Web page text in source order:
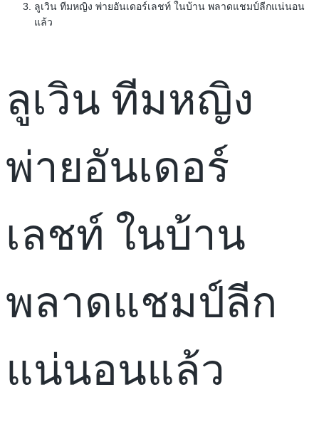
ลูเวิน ทีมหญิง พ่ายอันเดอร์เลชท์​ ในบ้าน พลาดแชมป์ลีกแน่นอน
แล้ว
ลูเวิน ทีมหญิง
พ่ายอันเดอร์
เลชท์​ ในบ้าน
พลาดแชมป์ลีก
แน่นอนแล้ว